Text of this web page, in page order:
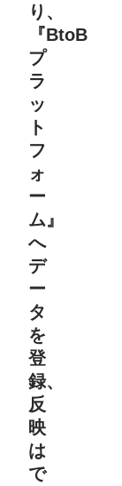
り、
『BtoB
プ
ラ
ッ
ト
フ
ォ
ー
ム』
へ
デ
ー
タ
を
登
録、
反
映
は
で